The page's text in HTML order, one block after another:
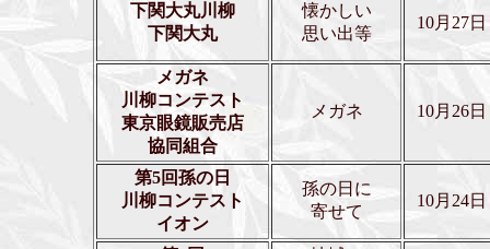
下関大丸川柳
下関大丸
懐かしい
思い出等
10月27日
メガネ
川柳コンテスト
東京眼鏡販売店
協同組合
メガネ 10月26日
第5回孫の日
川柳コンテスト
イオン
孫の日に
寄せて
10月24日